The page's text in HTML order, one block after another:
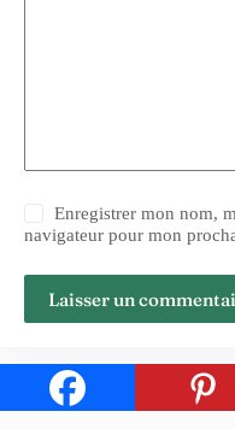
Enregistrer mon nom,
navigateur pour mon
Laisser un